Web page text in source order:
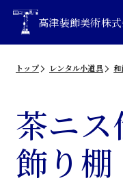
高津装飾美術株
トップ レンタル小道具
茶ニ
飾り棚